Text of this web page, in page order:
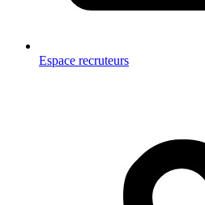
Espace recruteurs